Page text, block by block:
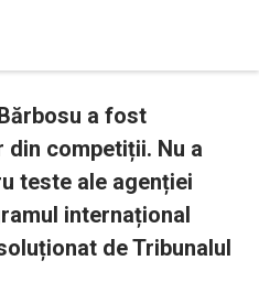
a fost
competiții. Nu a
teste ale agenției
internațional
de Tribunalul